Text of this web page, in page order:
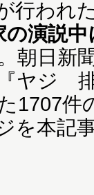
行われ
の演説
朝日新
ヤジ
1707件
を本記